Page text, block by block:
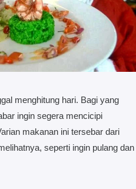
menghitung hari. Bagi yang
ingin segera mencicipi
makanan ini tersebar dari
seperti ingin pulang dan